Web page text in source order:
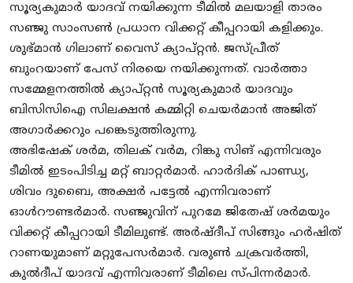
സൂര്യകുമാർ യാദവ് നയിക്കുന്ന ടീമിൽ മലയാളി താരം
സഞ്ജു സാംസൺ പ്രധാന വിക്കറ്റ് കീപ്പറായി കളിക്കും.
ശുഭ്മാൻ ​ഗിലാണ് വൈസ് ക്യാപ്റ്റൻ. ജസ്പ്രീത്
ബുംറയാണ് പേസ് നിരയെ നയിക്കുന്നത്. വാർത്താ
സമ്മേളനത്തിൽ ക്യാപ്റ്റൻ സൂര്യകുമാർ യാദവും
ബിസിസിഐ സിലക്ഷൻ കമ്മിറ്റി ചെയർമാൻ അജിത്
അഗാർക്കറും പങ്കെടുത്തിരുന്നു.
അഭിഷേക് ശര്‍മ, തിലക് വര്‍മ, റിങ്കു സിങ് എന്നിവരും
ടീമിൽ ഇടംപിടിച്ച മറ്റ് ബാറ്റർമാർ‌. ഹാര്‍ദിക് പാണ്ഡ്യ,
ശിവം ദുബൈ, അക്ഷര്‍ പട്ടേല്‍ എന്നിവരാണ്
ഓള്‍റൗണ്ടര്‍മാര്‍. സഞ്ജുവിന് പുറമേ ജിതേഷ് ശര്‍മയും
വിക്കറ്റ് കീപ്പറായി ടീമിലുണ്ട്. അര്‍ഷ്ദീപ് സിങ്ങും ഹര്‍ഷിത്
റാണയുമാണ് മറ്റുപേസര്‍മാര്‍. വരുണ്‍ ചക്രവര്‍ത്തി,
കുല്‍ദീപ് യാദവ് എന്നിവരാണ് ടീമിലെ സ്പിന്നര്‍മാര്‍.